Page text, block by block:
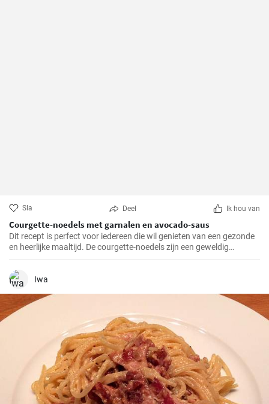
Sla Deel Ik hou van
Courgette-noedels met garnalen en avocado-saus
Dit recept is perfect voor iedereen die wil genieten van een gezonde
en heerlijke maaltijd. De courgette-noedels zijn een geweldig
alternatief voor traditionele pasta, terwijl de garnalen en de
avocado-saus een verfrissende en bevredigende smaak toevoegen.
Iwa